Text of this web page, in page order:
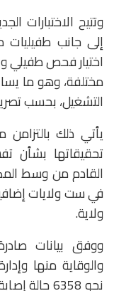
وتتيح الاختبارات
إلى جانب طفيليات
اختيار فحص طفيلي
مختلفة، وهو ما
التشغيل، بحسب
يأتي ذلك
تحقيقاتها بشأن
القادم من وسط
ولاية.
ووفق بيانات
والوقاية منها و